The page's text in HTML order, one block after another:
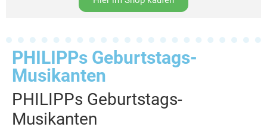
PHILIPPs Geburtstags-
Musikanten
PHILIPPs Geburtstags-
Musikanten